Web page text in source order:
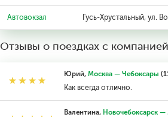
Автовокзал Гусь-Хрустальный, ул.
Отзывы о поездках с
Юрий, Москва — Чебоксары
Как всегда отлично.
Валентина, Новочебоксарск —